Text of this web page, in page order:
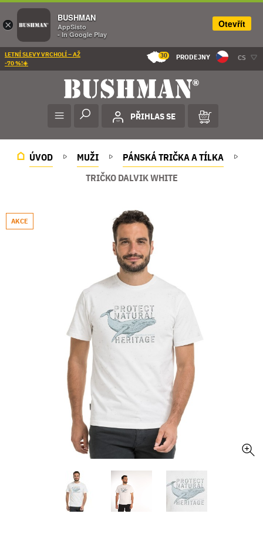
LETNÍ SLEVY VRCHOLÍ – AŽ
-70 %!☀️
30 PRODEJNY CS
PŘIHLAS SE
ÚVOD MUŽI
PÁNSKÁ TRIČKA A TÍLKA
TRIČKO DALVIK WHITE
AKCE
×
BUSHMAN
AppSisto
- In Google Play
Otevřít